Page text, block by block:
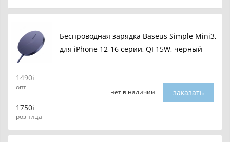
Беспроводная зарядка Baseus Simple Mini3,
для iPhone 12-16 серии, QI 15W, черный
1490
опт
1750
розница
нет в наличии заказать